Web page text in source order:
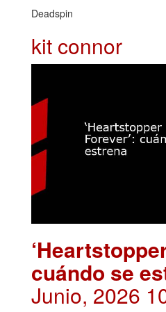
Deadspin
kit connor
cuándo se
Junio, 2026